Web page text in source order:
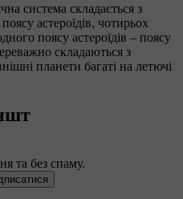
система складається з
астероїдів, чотирьох
поясу астероїдів – поясу
складаються з
планети багаті на летючі
та без спаму.